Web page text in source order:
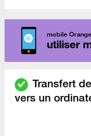
mobile Orange
utiliser
Transfert
vers un